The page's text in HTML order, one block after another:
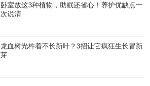
卧室放这3种植物，助眠还省心！养护优缺点一
次说清
龙血树光杵着不长新叶？3招让它疯狂生长冒新
芽